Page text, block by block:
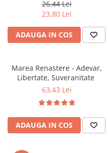
26,44 Lei
23,80 Lei
ADAUGA IN COS
Marea Renastere - Adevar,
Libertate, Suveranitate
63,43 Lei
ADAUGA IN COS